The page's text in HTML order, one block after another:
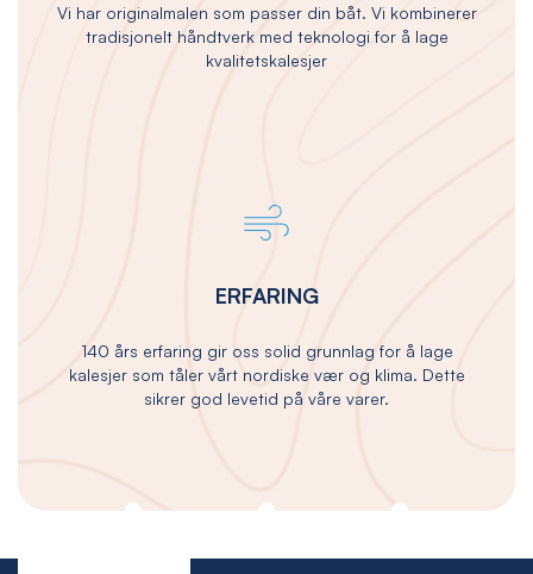
Vi har originalmalen som passer din båt. Vi kombinerer
tradisjonelt håndtverk med teknologi for å lage
kvalitetskalesjer
ERFARING
140 års erfaring gir oss solid grunnlag for å lage
kalesjer som tåler vårt nordiske vær og klima. Dette
sikrer god levetid på våre varer.